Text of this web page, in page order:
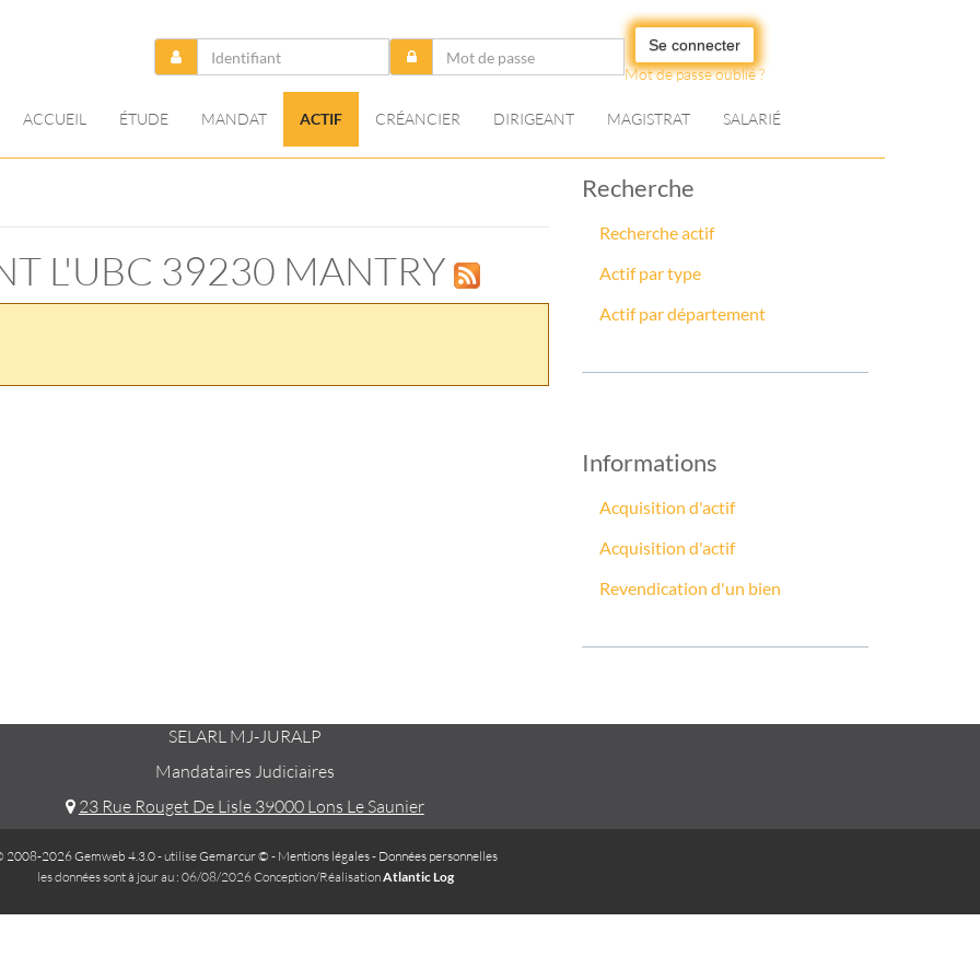
Se connecter
Mot de passe oublié ?
ACCUEIL ÉTUDE MANDAT ACTIF CRÉANCIER DIRIGEANT MAGISTRAT SALARIÉ
Recherche
Recherche actif
Actif par type
Actif par département
Informations
Acquisition d'actif
Acquisition d'actif
Revendication d'un bien
L'UBC 39230 MANTRY
SELARL MJ-JURALP
Mandataires Judiciaires
23 Rue Rouget De Lisle 39000 Lons Le Saunier
2008-2026 Gemweb 4.3.0- utiliseGemarcur © - Mentions légales- Données personnelles
les données sont à jour au : 06/08/2026 Conception/RéalisationAtlantic Log